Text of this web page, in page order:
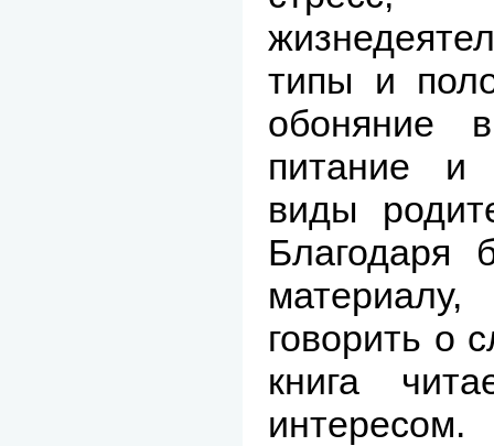
типы и
обоняние
питание и
виды
Благодаря
говорить о
книга
интересом.